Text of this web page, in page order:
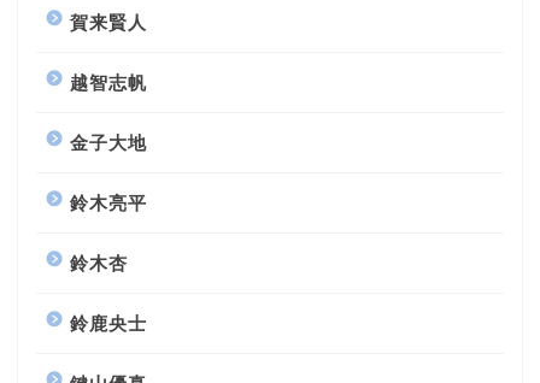
賀来賢人
越智志帆
金子大地
鈴木亮平
鈴木杏
鈴鹿央士